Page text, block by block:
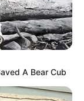
Newstok.gr.
A Bear Cub